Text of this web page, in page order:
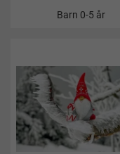
Barn 0-5 år